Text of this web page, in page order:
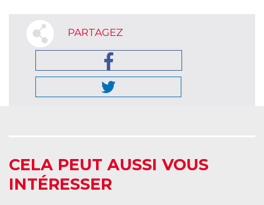
PARTAGEZ
CELA PEUT AUSSI VOUS
INTÉRESSER